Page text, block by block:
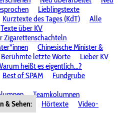
Lieblingstexte
Kurztexte des Tages (KdT)
Alle
Texte über KV
Zigarettenschachteln
Chinesische Minister &
Berühmte letzte Worte
Lieber KV
heißt es eigentlich...?
Best of SPAM
Fundgrube
Teamkolumnen
& Sehen: Hörtexte
Video-